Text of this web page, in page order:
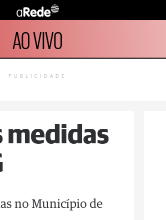
AO VIVO
PUBLICIDADE
medidas
no Município de